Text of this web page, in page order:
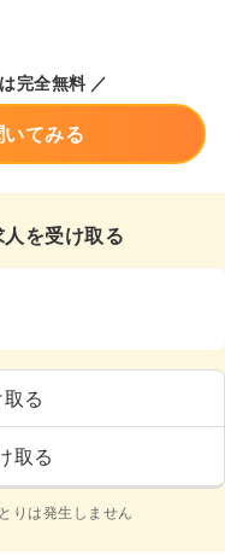
完全無料 ／
てみる
を受け取る
る
取る
りは発生しません